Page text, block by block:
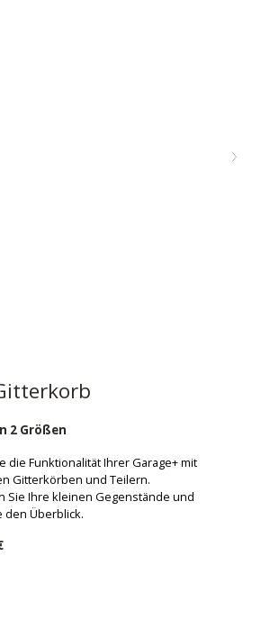
2 Größen
die Funktionalität Ihrer Garage+ mit
Gitterkörben und Teilern.
Sie Ihre kleinen Gegenstände und
den Überblick.